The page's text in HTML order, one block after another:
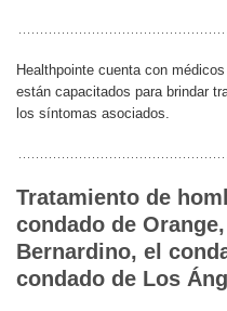
Healthpointe cuenta con
están capacitados para brindar
los síntomas asociados.
Tratamiento de
condado de
Bernardino, el
condado de Los